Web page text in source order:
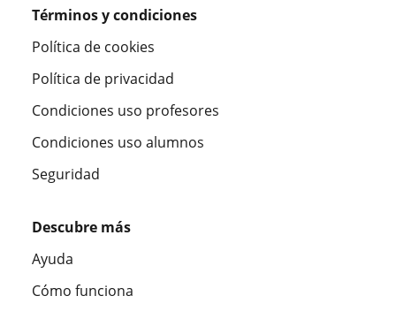
Términos y condiciones
Política de cookies
Política de privacidad
Condiciones uso profesores
Condiciones uso alumnos
Seguridad
Descubre más
Ayuda
Cómo funciona